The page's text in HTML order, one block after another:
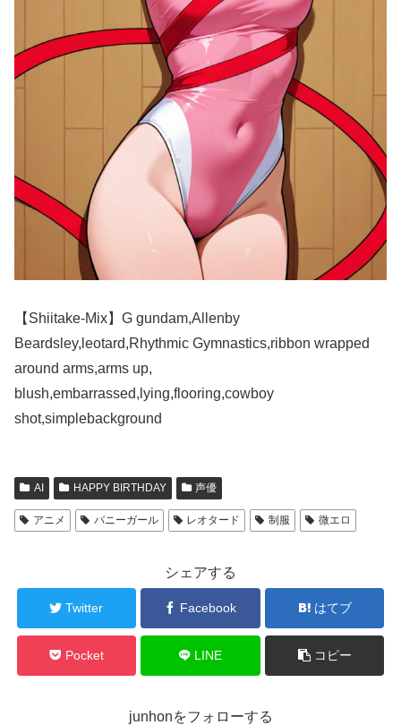
【Shiitake-Mix】G gundam,Allenby
Beardsley,leotard,Rhythmic Gymnastics,ribbon wrapped
around arms,arms up,
blush,embarrassed,lying,flooring,cowboy
shot,simplebackground
AI HAPPY BIRTHDAY 声優
アニメ バニーガール レオタード 制服 微エロ
シェアする
Twitter Facebook はてブ
Pocket LINE コピー
junhonをフォローする